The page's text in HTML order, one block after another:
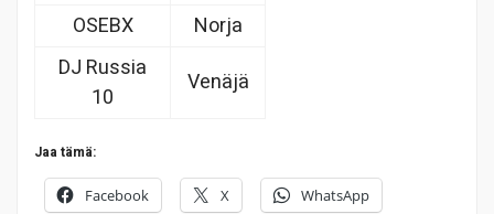
OSEBX
Norja
DJ Russia
10
Venäjä
Jaa tämä:
Facebook X WhatsApp